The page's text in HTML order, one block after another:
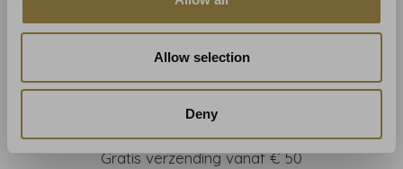
Allow selection
Deny
Winkel in Haarlem
Gratis verzending vanaf € 50